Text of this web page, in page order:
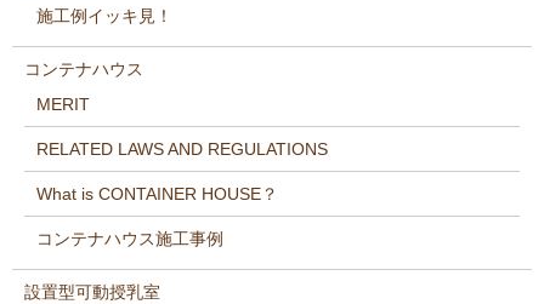
施工例イッキ見！
コンテナハウス
MERIT
RELATED LAWS AND REGULATIONS
What is CONTAINER HOUSE？
コンテナハウス施工事例
設置型可動授乳室